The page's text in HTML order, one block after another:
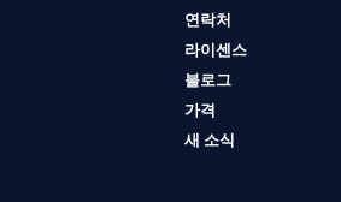
연락처
라이센스
블로그
가격
새 소식